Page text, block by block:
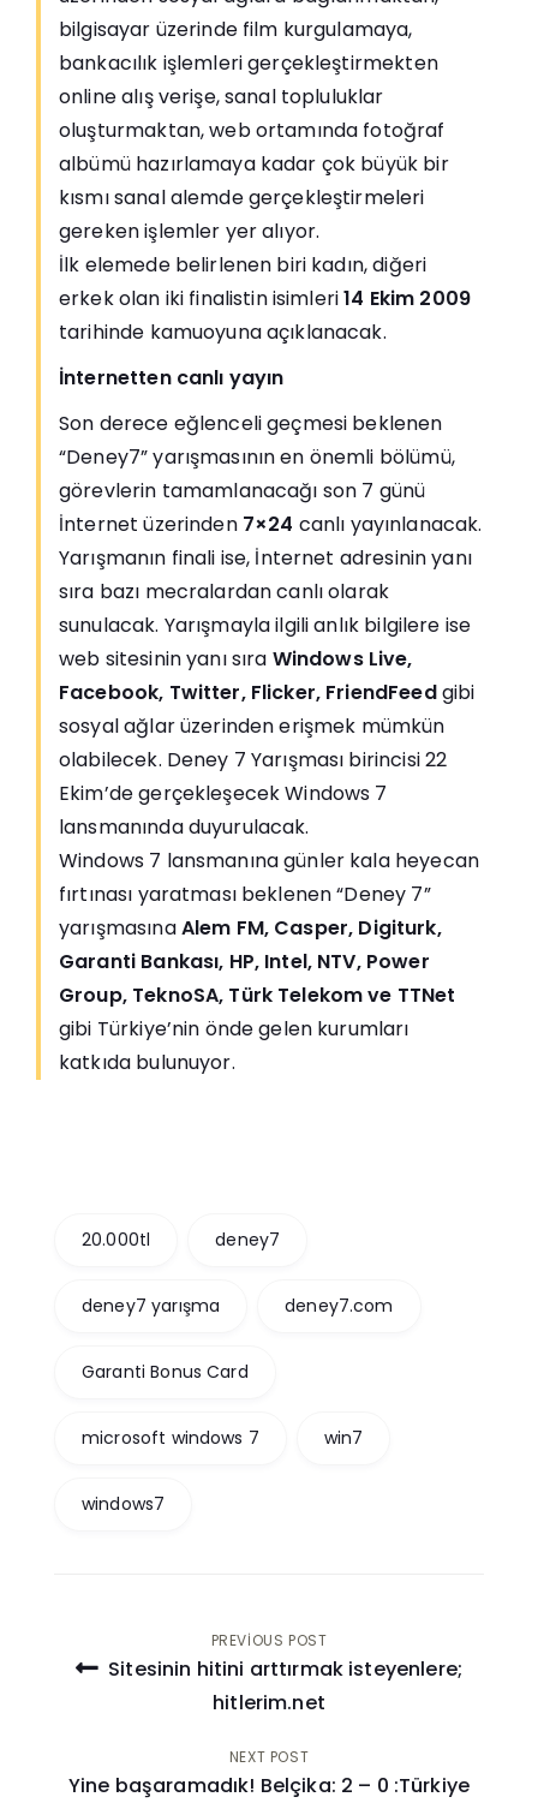
bilgisayar üzerinde film kurgulamaya,
bankacılık işlemleri gerçekleştirmekten
online alış verişe, sanal topluluklar
oluşturmaktan, web ortamında fotoğraf
albümü hazırlamaya kadar çok büyük bir
kısmı sanal alemde gerçekleştirmeleri
gereken işlemler yer alıyor.
İlk elemede belirlenen biri kadın, diğeri
erkek olan iki finalistin isimleri14 Ekim 2009
tarihinde kamuoyuna açıklanacak.
İnternetten canlı yayın
Son derece eğlenceli geçmesi beklenen
“Deney7” yarışmasının en önemli bölümü,
görevlerin tamamlanacağı son 7 günü
İnternet üzerinden 7×24 canlı yayınlanacak.
Yarışmanın finali ise, İnternet adresinin yanı
sıra bazı mecralardan canlı olarak
sunulacak. Yarışmayla ilgili anlık bilgilere ise
web sitesinin yanı sıra Windows Live,
Facebook, Twitter, Flicker, FriendFeedgibi
sosyal ağlar üzerinden erişmek mümkün
olabilecek. Deney 7 Yarışması birincisi 22
Ekim’de gerçekleşecek Windows 7
lansmanında duyurulacak.
Windows 7 lansmanına günler kala heyecan
fırtınası yaratması beklenen “Deney 7”
yarışmasınaAlem FM, Casper, Digiturk,
Garanti Bankası, HP, Intel, NTV, Power
Group, TeknoSA, Türk Telekom ve TTNet
gibi Türkiye’nin önde gelen kurumları
katkıda bulunuyor.
20.000tl deney7
deney7 yarışma deney7.com
Garanti Bonus Card
microsoft windows 7 win7
windows7
Yazı
gezinmesi
PREVIOUS POST
Sitesinin hitini arttırmak isteyenlere;
hitlerim.net
NEXT POST
Yine başaramadık! Belçika: 2 – 0 :Türkiye